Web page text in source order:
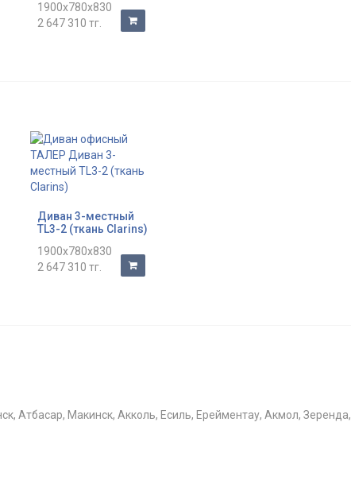
1900x780x830
2 647 310 тг.
Диван 3-местный
TL3-2 (ткань Clarins)
1900x780x830
2 647 310 тг.
Атбасар, Макинск, Акколь, Есиль, Ерейментау, Акмол,